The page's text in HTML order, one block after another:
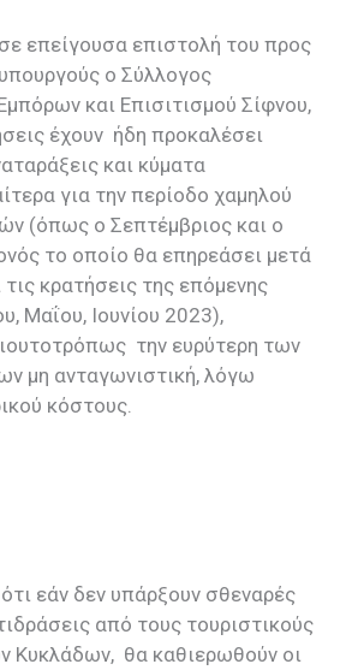
επείγουσα επιστολή του προς
ο Σύλλογος
και Επισιτισμού Σίφνου,
έχουν ήδη προκαλέσει
και κύματα
για την περίοδο χαμηλού
(όπως ο Σεπτέμβριος και ο
το οποίο θα επηρεάσει μετά
κρατήσεις της επόμενης
Μαΐου, Ιουνίου 2023),
την ευρύτερη των
μη ανταγωνιστική, λόγω
κόστους.
εάν δεν υπάρξουν σθεναρές
από τους τουριστικούς
Κυκλάδων, θα καθιερωθούν οι